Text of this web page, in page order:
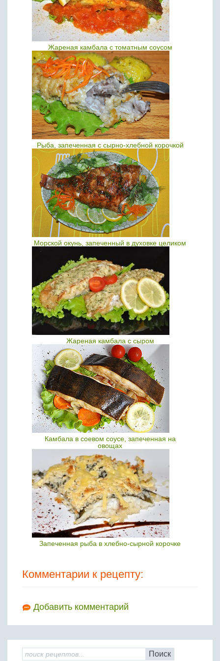
Жареная камбала с томатным соусом
Рыба, запеченная с сырно-хлебной корочкой
Морской окунь, запеченный в духовке целиком
Жареная камбала с сыром
Камбала в соевом соусе, запеченная на
овощах
Запеченная рыба в хлебно-сырной корочке
Комментарии к рецепту:
Добавить комментарий
Поиск